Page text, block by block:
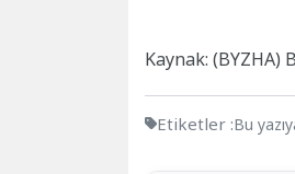
Kaynak: (BYZHA)
Etiketler :Bu